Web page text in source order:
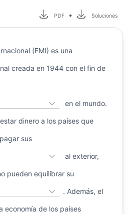
PDF • Soluciones
(FMI) es una
creada en 1944 con el fin de
en el mundo.
dinero a los países que
sus
al exterior,
pueden equilibrar su
. Además, el
economía de los países